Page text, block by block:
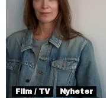
Film / TV Nyheter